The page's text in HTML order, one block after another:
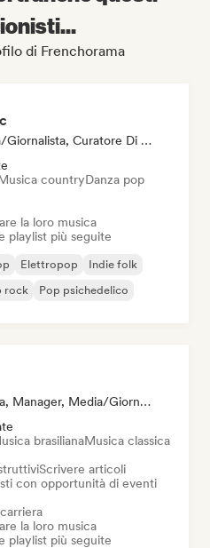
di Frenchorama
Etichetta, Media/Giornalista, Curatore Di Playlist
countryDanza pop
la loro musica
playlist più seguite
Elettropop
Indie folk
rock Pop psichedelico
Booker, Etichetta, Manager, Media/Giornalista, Mentore, Curatore Di Playlist
brasilianaMusica classica
Scrivere articoli
con opportunità di eventi
la loro musica
playlist più seguite